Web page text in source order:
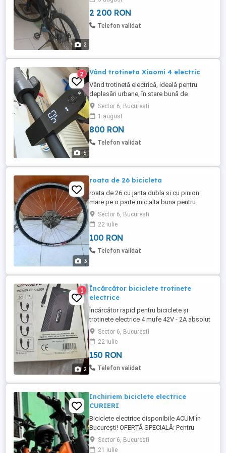
2
2 200 RON
Telefon validat
5
2 Vând trotineta Xiaomi 4 electric
Vând trotinetă electrică, ideală pentru
deplasări urbane, în stare bună de
funcționare. Trotineta este pliabilă, ușor
de transportat și depozitat, având un
design modern și compact.
Sector 6, Bucuresti
1 august
800 RON
Telefon validat
3
roata de 26 bicicleta
roata de 26 cu janta dubla si cu pinion
mare pe o parte mic alta buna pentru
bicicleta cu motor
Sector 6, Bucuresti
22 iulie
100 RON
Telefon validat
2
1
Încărcător biciclete trotinete
electrice
Încărcător rapid pentru biciclete și
trotinete electrice 4 mufe 42V - 2A absolut
nou numai predare personala în București
în cazul în care vreți trimiterea prin curier
plata se va face anticipat plus taxa de
transport
Sector 6, Bucuresti
22 iulie
150 RON
Telefon validat
Inchiriem biciclete electrice
CURIERI
Biciclete electrice disponibile ACUM în
București! OFERTĂ SPECIALĂ: Pentru
inchirierea pe o luna intreaga se ofera un
discount de 200 de lei, pe 4 saptamani
Sector 6, Bucuresti
21 iulie